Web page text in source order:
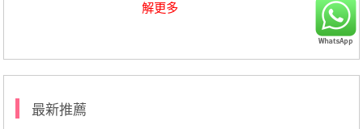
解更多
最新推薦